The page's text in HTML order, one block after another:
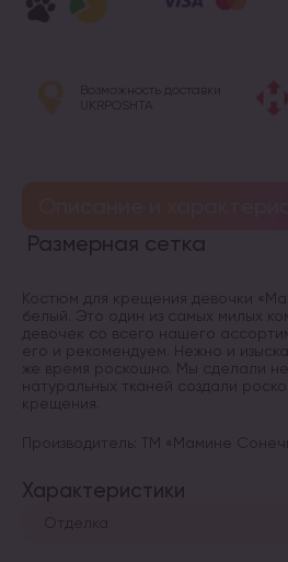
Возможность доставки
UKRPOSHTA
Размерная сетка
Костюм для крещения девочки
белый. Это один из самых милых
девочек со всего нашего
его и рекомендуем. Нежно и
же время роскошно. Мы сделали
натуральных тканей создали
крещения.
Производитель: ТМ «Мамине
Характеристики
Отделка